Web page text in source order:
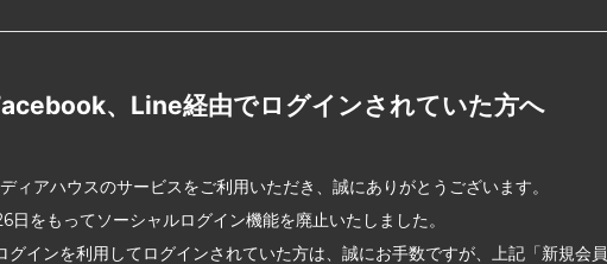
、Line経由でログインされていた方へ
ィアハウスのサービスをご利用いただき、誠にありがとうございます。
日をもってソーシャルログイン機能を廃止いたしました。
グインを利用してログインされていた方は、誠にお手数ですが、上記「新規会員